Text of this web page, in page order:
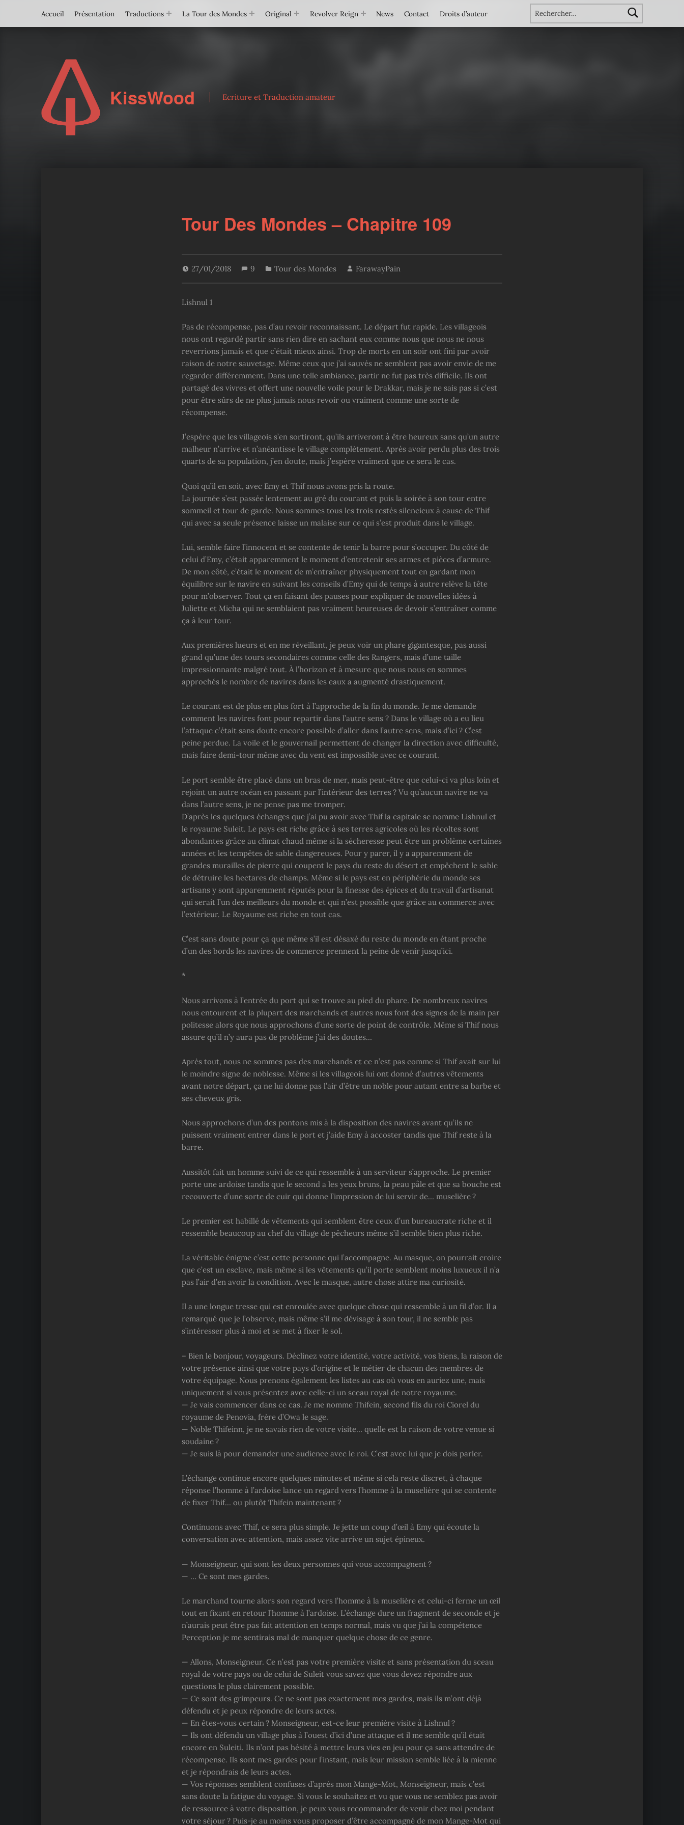
Rechercher :
Accueil
Présentation Traductions La Tour des Mondes Original Revolver Reign News Contact Droits d’auteur
KissWood Ecriture et Traduction amateur
Tour Des Mondes – Chapitre 109
27/01/2018 9 Tour des Mondes FarawayPain
Lishnul 1
Pas de récompense, pas d’au revoir reconnaissant. Le départ fut rapide. Les villageois
nous ont regardé partir sans rien dire en sachant eux comme nous que nous ne nous
reverrions jamais et que c’était mieux ainsi. Trop de morts en un soir ont fini par avoir
raison de notre sauvetage. Même ceux que j’ai sauvés ne semblent pas avoir envie de me
regarder différemment. Dans une telle ambiance, partir ne fut pas très difficile. Ils ont
partagé des vivres et offert une nouvelle voile pour le Drakkar, mais je ne sais pas si c’est
pour être sûrs de ne plus jamais nous revoir ou vraiment comme une sorte de
récompense.
J’espère que les villageois s’en sortiront, qu’ils arriveront à être heureux sans qu’un autre
malheur n’arrive et n’anéantisse le village complètement. Après avoir perdu plus des trois
quarts de sa population, j’en doute, mais j’espère vraiment que ce sera le cas.
Quoi qu’il en soit, avec Emy et Thif nous avons pris la route.
La journée s’est passée lentement au gré du courant et puis la soirée à son tour entre
sommeil et tour de garde. Nous sommes tous les trois restés silencieux à cause de Thif
qui avec sa seule présence laisse un malaise sur ce qui s’est produit dans le village.
Lui, semble faire l’innocent et se contente de tenir la barre pour s’occuper. Du côté de
celui d’Emy, c’était apparemment le moment d’entretenir ses armes et pièces d’armure.
De mon côté, c’était le moment de m’entraîner physiquement tout en gardant mon
équilibre sur le navire en suivant les conseils d’Emy qui de temps à autre relève la tête
pour m’observer. Tout ça en faisant des pauses pour expliquer de nouvelles idées à
Juliette et Micha qui ne semblaient pas vraiment heureuses de devoir s’entraîner comme
ça à leur tour.
Aux premières lueurs et en me réveillant, je peux voir un phare gigantesque, pas aussi
grand qu’une des tours secondaires comme celle des Rangers, mais d’une taille
impressionnante malgré tout. À l’horizon et à mesure que nous nous en sommes
approchés le nombre de navires dans les eaux a augmenté drastiquement.
Le courant est de plus en plus fort à l’approche de la fin du monde. Je me demande
comment les navires font pour repartir dans l’autre sens ? Dans le village où a eu lieu
l’attaque c’était sans doute encore possible d’aller dans l’autre sens, mais d’ici ? C’est
peine perdue. La voile et le gouvernail permettent de changer la direction avec difficulté,
mais faire demi-tour même avec du vent est impossible avec ce courant.
Le port semble être placé dans un bras de mer, mais peut-être que celui-ci va plus loin et
rejoint un autre océan en passant par l’intérieur des terres ? Vu qu’aucun navire ne va
dans l’autre sens, je ne pense pas me tromper.
D’après les quelques échanges que j’ai pu avoir avec Thif la capitale se nomme Lishnul et
le royaume Suleit. Le pays est riche grâce à ses terres agricoles où les récoltes sont
abondantes grâce au climat chaud même si la sécheresse peut être un problème certaines
années et les tempêtes de sable dangereuses. Pour y parer, il y a apparemment de
grandes murailles de pierre qui coupent le pays du reste du désert et empêchent le sable
de détruire les hectares de champs. Même si le pays est en périphérie du monde ses
artisans y sont apparemment réputés pour la finesse des épices et du travail d’artisanat
qui serait l’un des meilleurs du monde et qui n’est possible que grâce au commerce avec
l’extérieur. Le Royaume est riche en tout cas.
C’est sans doute pour ça que même s’il est désaxé du reste du monde en étant proche
d’un des bords les navires de commerce prennent la peine de venir jusqu’ici.
*
Nous arrivons à l’entrée du port qui se trouve au pied du phare. De nombreux navires
nous entourent et la plupart des marchands et autres nous font des signes de la main par
politesse alors que nous approchons d’une sorte de point de contrôle. Même si Thif nous
assure qu’il n’y aura pas de problème j’ai des doutes…
Après tout, nous ne sommes pas des marchands et ce n’est pas comme si Thif avait sur lui
le moindre signe de noblesse. Même si les villageois lui ont donné d’autres vêtements
avant notre départ, ça ne lui donne pas l’air d’être un noble pour autant entre sa barbe et
ses cheveux gris.
Nous approchons d’un des pontons mis à la disposition des navires avant qu’ils ne
puissent vraiment entrer dans le port et j’aide Emy à accoster tandis que Thif reste à la
barre.
Aussitôt fait un homme suivi de ce qui ressemble à un serviteur s’approche. Le premier
porte une ardoise tandis que le second a les yeux bruns, la peau pâle et que sa bouche est
recouverte d’une sorte de cuir qui donne l’impression de lui servir de… muselière ?
Le premier est habillé de vêtements qui semblent être ceux d’un bureaucrate riche et il
ressemble beaucoup au chef du village de pêcheurs même s’il semble bien plus riche.
La véritable énigme c’est cette personne qui l’accompagne. Au masque, on pourrait croire
que c’est un esclave, mais même si les vêtements qu’il porte semblent moins luxueux il n’a
pas l’air d’en avoir la condition. Avec le masque, autre chose attire ma curiosité.
Il a une longue tresse qui est enroulée avec quelque chose qui ressemble à un fil d’or. Il a
remarqué que je l’observe, mais même s’il me dévisage à son tour, il ne semble pas
s’intéresser plus à moi et se met à fixer le sol.
– Bien le bonjour, voyageurs. Déclinez votre identité, votre activité, vos biens, la raison de
votre présence ainsi que votre pays d’origine et le métier de chacun des membres de
votre équipage. Nous prenons également les listes au cas où vous en auriez une, mais
uniquement si vous présentez avec celle-ci un sceau royal de notre royaume.
— Je vais commencer dans ce cas. Je me nomme Thifein, second fils du roi Ciorel du
royaume de Penovia, frère d’Owa le sage.
— Noble Thifeinn, je ne savais rien de votre visite… quelle est la raison de votre venue si
soudaine ?
— Je suis là pour demander une audience avec le roi. C’est avec lui que je dois parler.
L’échange continue encore quelques minutes et même si cela reste discret, à chaque
réponse l’homme à l’ardoise lance un regard vers l’homme à la muselière qui se contente
de fixer Thif… ou plutôt Thifein maintenant ?
Continuons avec Thif, ce sera plus simple. Je jette un coup d’œil à Emy qui écoute la
conversation avec attention, mais assez vite arrive un sujet épineux.
— Monseigneur, qui sont les deux personnes qui vous accompagnent ?
— … Ce sont mes gardes.
Le marchand tourne alors son regard vers l’homme à la muselière et celui-ci ferme un œil
tout en fixant en retour l’homme à l’ardoise. L’échange dure un fragment de seconde et je
n’aurais peut être pas fait attention en temps normal, mais vu que j’ai la compétence
Perception je me sentirais mal de manquer quelque chose de ce genre.
— Allons, Monseigneur. Ce n’est pas votre première visite et sans présentation du sceau
royal de votre pays ou de celui de Suleit vous savez que vous devez répondre aux
questions le plus clairement possible.
— Ce sont des grimpeurs. Ce ne sont pas exactement mes gardes, mais ils m’ont déjà
défendu et je peux répondre de leurs actes.
— En êtes-vous certain ? Monseigneur, est-ce leur première visite à Lishnul ?
— Ils ont défendu un village plus à l’ouest d’ici d’une attaque et il me semble qu’il était
encore en Suleiti. Ils n’ont pas hésité à mettre leurs vies en jeu pour ça sans attendre de
récompense. Ils sont mes gardes pour l’instant, mais leur mission semble liée à la mienne
et je répondrais de leurs actes.
— Vos réponses semblent confuses d’après mon Mange-Mot, Monseigneur, mais c’est
sans doute la fatigue du voyage. Si vous le souhaitez et vu que vous ne semblez pas avoir
de ressource à votre disposition, je peux vous recommander de venir chez moi pendant
votre séjour ? Puis-je au moins vous proposer d’être accompagné de mon Mange-Mot qui